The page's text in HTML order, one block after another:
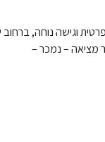
וגישה נוחה,